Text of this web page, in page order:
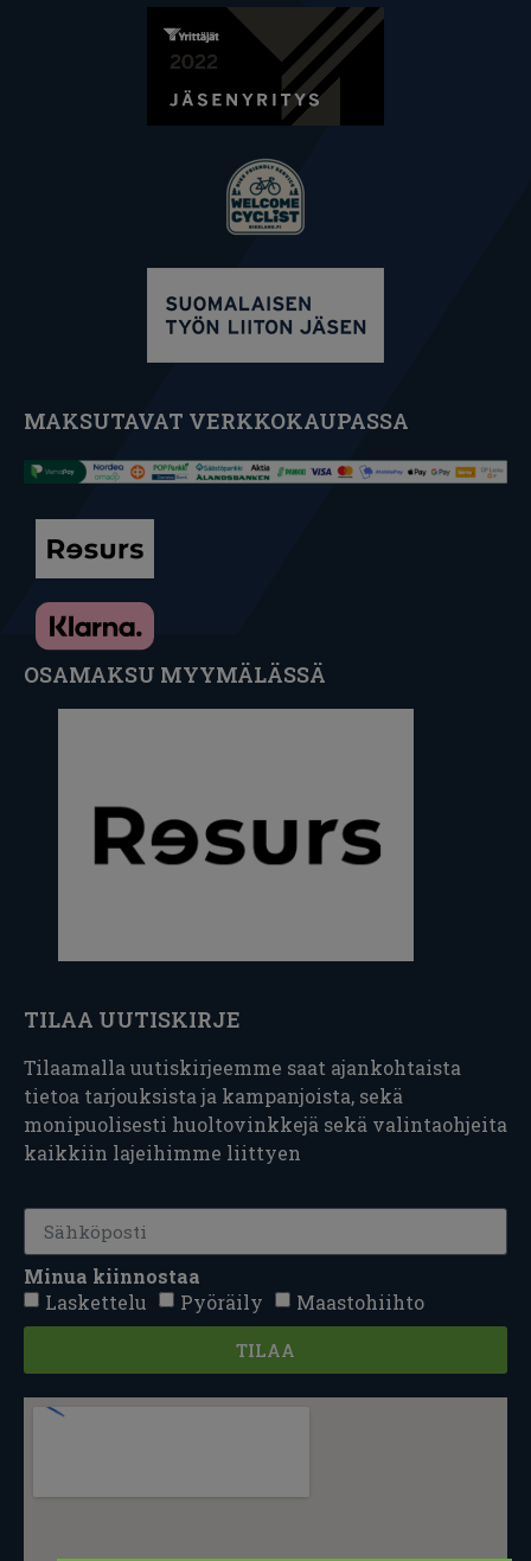
MAKSUTAVAT VERKKOKAUPASSA
OSAMAKSU MYYMÄLÄSSÄ
TILAA UUTISKIRJE
Tilaamalla uutiskirjeemme saat ajankohtaista
tietoa tarjouksista ja kampanjoista, sekä
monipuolisesti huoltovinkkejä sekä valintaohjeita
kaikkiin lajeihimme liittyen
Minua kiinnostaa
Laskettelu
Pyöräily Maastohiihto
TILAA